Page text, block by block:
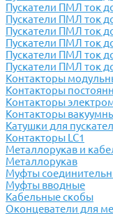
Пускатели ПМЛ ток
Пускатели ПМЛ ток
Пускатели ПМЛ ток
Пускатели ПМЛ ток
Пускатели ПМЛ ток
Пускатели ПМЛ ток
Контакторы
Контакторы
Контакторы
Контакторы
Катушки для
Контакторы LC1
Металлорукав и
Металлорукав
Муфты
Муфты вводные
Кабельные скобы
Оконцеватели для